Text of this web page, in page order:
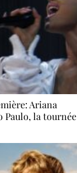
Ariana
Paulo, la tournée